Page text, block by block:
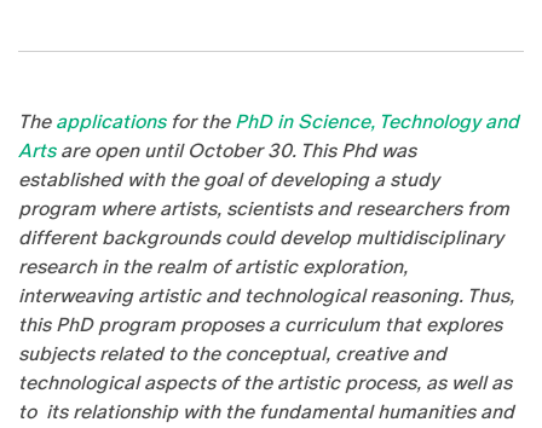
The applicationsfor the PhD in Science, Technology and
Artsare open until October 30. This Phd was
established with the goal of developing a study
program where artists, scientists and researchers from
different backgrounds could develop multidisciplinary
research in the realm of artistic exploration,
interweaving artistic and technological reasoning. Thus,
this PhD program proposes a curriculum that explores
subjects related to the conceptual, creative and
technological aspects of the artistic process, as well as
to its relationship with the fundamental humanities and